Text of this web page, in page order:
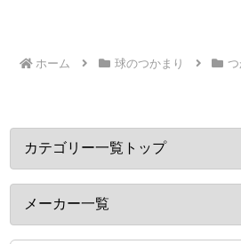
ホーム 球のつかまり